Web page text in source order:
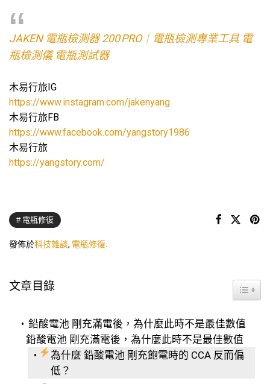
JAKEN 電瓶檢測器 200 PRO｜電瓶檢測專業工具 電
瓶檢測儀 電瓶測試器
木易行旅IG
https://www.instagram.com/jakenyang
木易行旅FB
https://www.facebook.com/yangstory1986
木易行旅
https://yangstory.com/
電瓶修復
發佈於科技雜談, 電瓶修復
文章目錄
鉛酸電池 剛充滿電後，為什麼此時不是最佳數值
鉛酸電池 剛充滿電後，為什麼此時不是最佳數值
為什麼 鉛酸電池 剛充飽電時的 CCA 反而偏
低？